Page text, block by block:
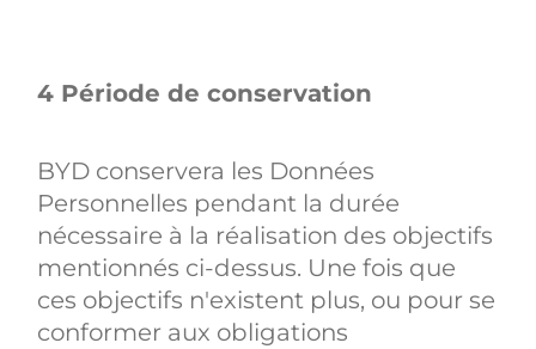
4 Période de conservation
BYD conservera les Données
Personnelles pendant la durée
nécessaire à la réalisation des objectifs
mentionnés ci-dessus. Une fois que
ces objectifs n'existent plus, ou pour se
conformer aux obligations